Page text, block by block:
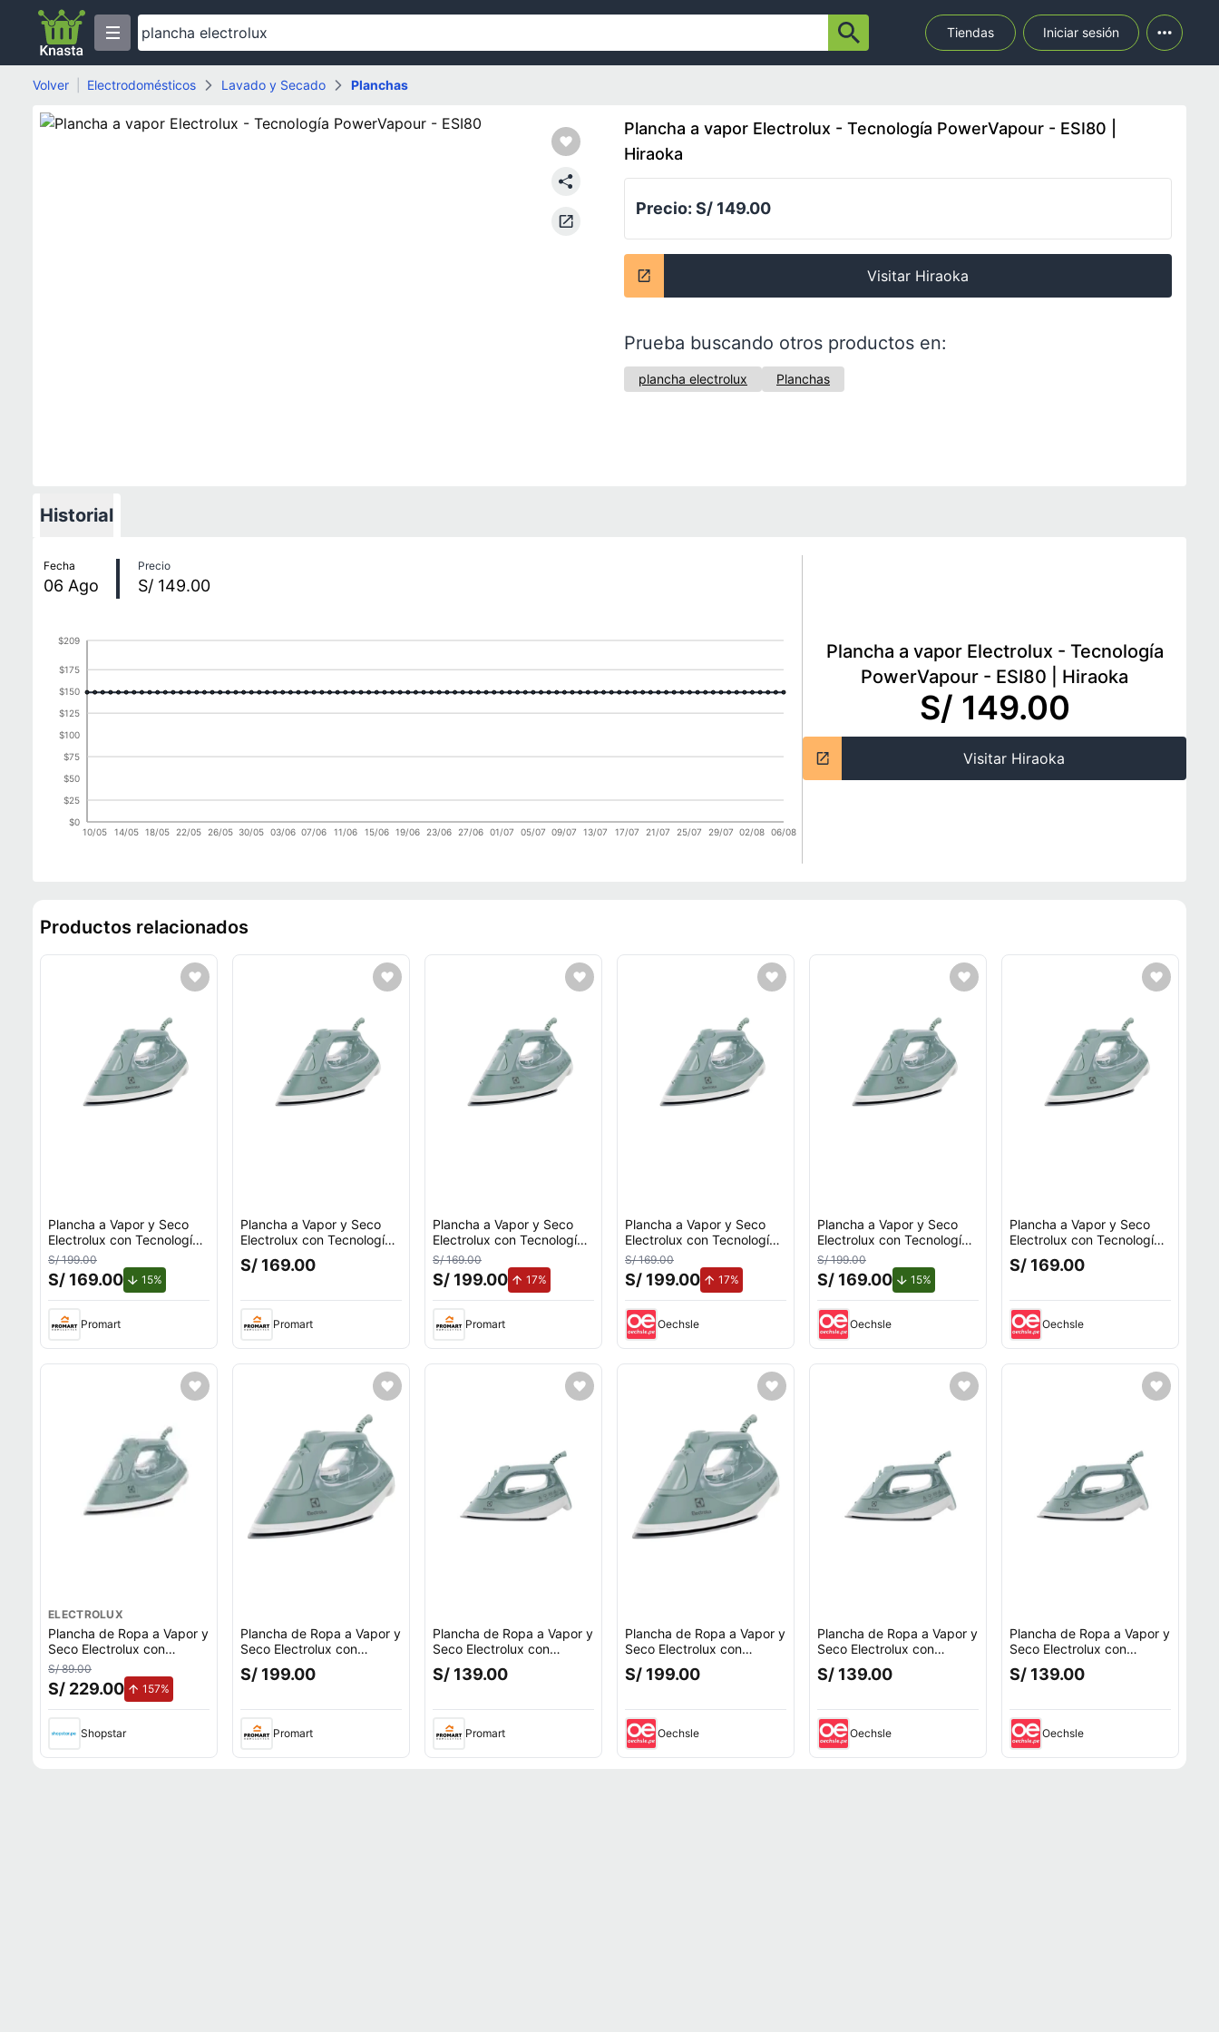
Tiendas Iniciar sesión
Volver Electrodomésticos Lavado y Secado Planchas
Plancha a vapor Electrolux - Tecnología PowerVapour - ESI80 |
Hiraoka
Precio: S/ 149.00
Visitar Hiraoka
Prueba buscando otros productos en:
plancha electrolux Planchas
Historial
Fecha
06 Ago
Precio
S/ 149.00
10/05 14/05 18/05 22/05 26/05 30/05 03/06 07/06 11/06 15/06 19/06 23/06 27/06 01/07 05/07 09/07 13/07 17/07 21/07 25/07 29/07 02/08 06/08
$0
$25
$50
$75
$100
$125
$150
$175
$209
Plancha a vapor Electrolux - Tecnología
PowerVapour - ESI80
Hiraoka
S/ 149.00
Visitar Hiraoka
Productos relacionados
Plancha a Vapor y Seco
Electrolux con Tecnología
PowerVapour ESI51
S/ 199.00
S/ 169.00 15%
Promart
Plancha a Vapor y Seco
Electrolux con Tecnología
PowerVapour ESI51
S/ 169.00
Promart
Plancha a Vapor y Seco
Electrolux con Tecnología
PowerVapour ESI51
S/ 169.00
S/ 199.00 17%
Promart
Plancha a Vapor y Seco
Electrolux con Tecnología
PowerVapour ESI51
S/ 169.00
S/ 199.00 17%
Oechsle
Plancha a Vapor y Seco
Electrolux con Tecnología
PowerVapour ESI51
S/ 199.00
S/ 169.00 15%
Oechsle
Plancha a Vapor y Seco
Electrolux con Tecnología
PowerVapour ESI51
S/ 169.00
Oechsle
ELECTROLUX
Plancha de Ropa a Vapor y
Seco Electrolux con
Tecnología PowerVapour
ESI51
S/ 89.00
S/ 229.00 157%
Shopstar
Plancha de Ropa a Vapor y
Seco Electrolux con
Tecnología PowerVapour
ESI51
S/ 199.00
Promart
Plancha de Ropa a Vapor y
Seco Electrolux con
Tecnología PowerVapour
ESI51
S/ 139.00
Promart
Plancha de Ropa a Vapor y
Seco Electrolux con
Tecnología PowerVapour
ESI51
S/ 199.00
Oechsle
Plancha de Ropa a Vapor y
Seco Electrolux con
Tecnología PowerVapour
ESI51
S/ 139.00
Oechsle
Plancha de Ropa a Vapor y
Seco Electrolux con
Tecnología PowerVapour
ESI51
S/ 139.00
Oechsle